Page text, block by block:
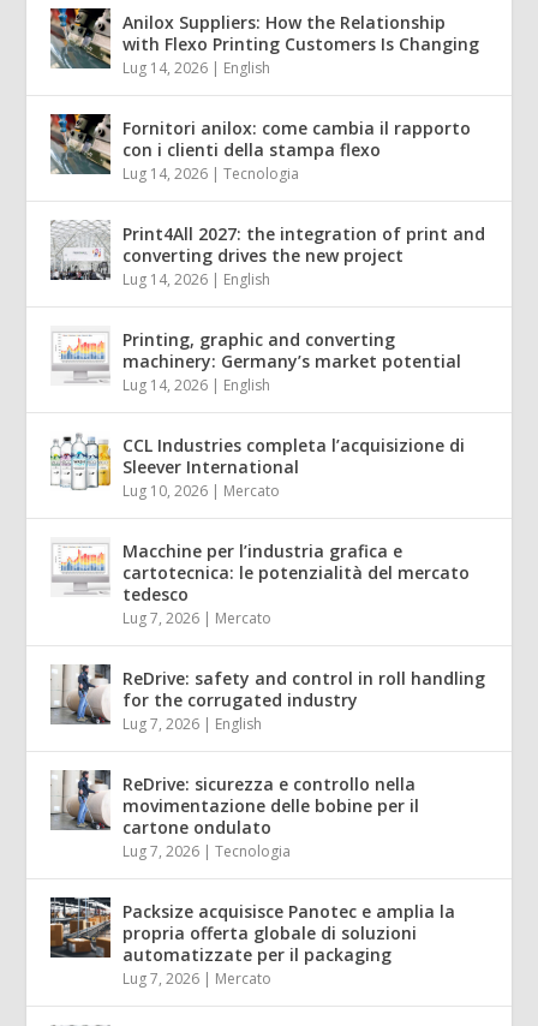
Anilox Suppliers: How the Relationship
with Flexo Printing Customers Is Changing
Lug 14, 2026 | English
Fornitori anilox: come cambia il rapporto
con i clienti della stampa flexo
Lug 14, 2026 |Tecnologia
Print4All 2027: the integration of print and
converting drives the new project
Lug 14, 2026 | English
Printing, graphic and converting
machinery: Germany’s market potential
Lug 14, 2026 | English
CCL Industries completa l’acquisizione di
Sleever International
Lug 10, 2026 | Mercato
Macchine per l’industria grafica e
cartotecnica: le potenzialità del mercato
tedesco
Lug 7, 2026 | Mercato
ReDrive: safety and control in roll handling
for the corrugated industry
Lug 7, 2026 | English
ReDrive: sicurezza e controllo nella
movimentazione delle bobine per il
cartone ondulato
Lug 7, 2026 |Tecnologia
Packsize acquisisce Panotec e amplia la
propria offerta globale di soluzioni
automatizzate per il packaging
Lug 7, 2026 | Mercato